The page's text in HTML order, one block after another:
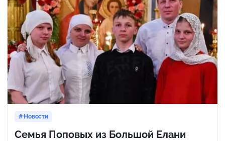
Новости
Семья Поповых из Большой Елани